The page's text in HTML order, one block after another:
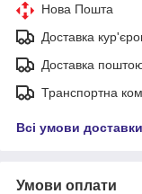
Нова Пошта
Доставка
Доставка
Транспортна
Всі умови доставки
Умови оплати